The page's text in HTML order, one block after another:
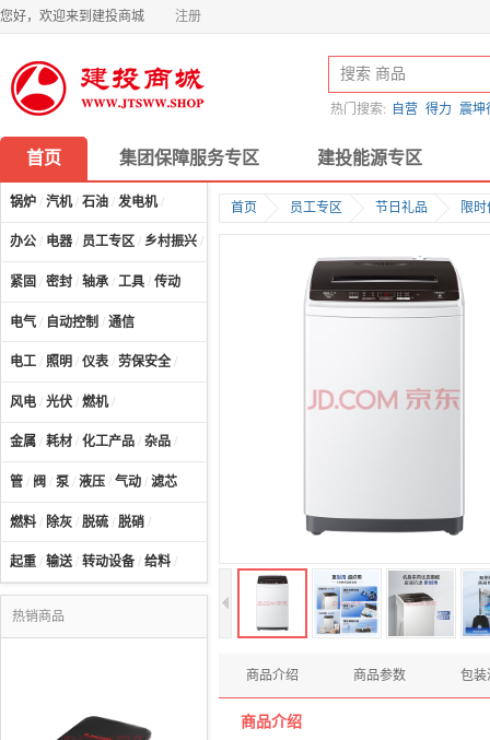
您好，欢迎来到建投商城 注册
热门搜索: 自营 得力 震坤
首页 集团保障服务专区 建投能源专区
锅炉 / 汽机/ 石油 / 发电机/
办公 / 电器 / 员工专区 / 乡村振兴 /
紧固 / 密封 / 轴承 / 工具 / 传动
电气 / 自动控制 / 通信
电工 / 照明 / 仪表 / 劳保安全 /
风电 / 光伏 / 燃机/
金属 / 耗材 / 化工产品 / 杂品 /
管 / 阀 / 泵 / 液压 / 气动 / 滤芯
燃料 / 除灰 / 脱硫 / 脱硝 /
起重 / 输送/ 转动设备 / 给料 /
热销商品
首页 员工专区 节日礼品 限
商品介绍 商品参数 包装
商品介绍